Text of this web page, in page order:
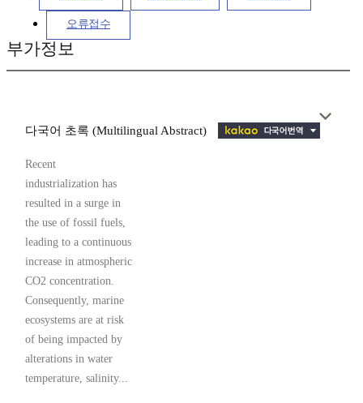
오류접수
부가정보
다국어 초록 (Multilingual Abstract)
Recent
industrialization has
resulted in a surge in
the use of fossil fuels,
leading to a continuous
increase in atmospheric
CO2 concentration.
Consequently, marine
ecosystems are at risk
of being impacted by
alterations in water
temperature, salinity...